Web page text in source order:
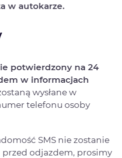
w autokarze.
potwierdzony na 24
w informacjach
wysłane w
telefonu osoby
SMS nie zostanie
odjazdem, prosimy